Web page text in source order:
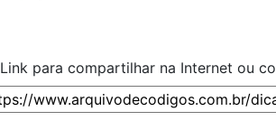
Link para compartilhar na Internet ou